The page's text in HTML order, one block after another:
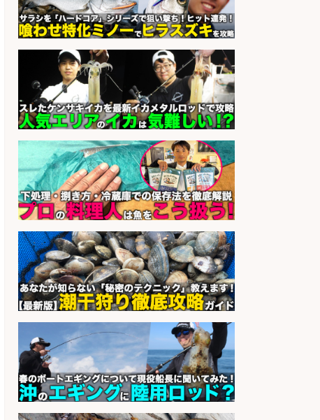
注処理・見積作成の営業事務/土日
祝休み・マニュアル完備で未経験
会社名
株式会社セイノースタッフサー
ビス
sponsored by 求人ボックス
日払いOKで即日収入/製造スタッフ/
「堺市堺区」 土日祝休みで年間休日
126日&入社祝金10万円/堺市堺区の
工場で自転車部品や釣り具の組立/
日払いOK・未経験歓迎/大阪府
会社名
パーソルファクトリーパートナ
ーズ株式会社
sponsored by 求人ボックス
さらに求人情報を見る